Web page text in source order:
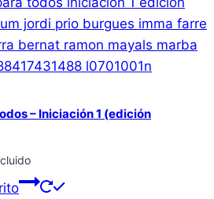
– Iniciación 1 (edición